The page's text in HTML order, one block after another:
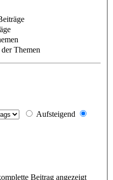
Themen
Aufsteigend
Beitrag angezeigt